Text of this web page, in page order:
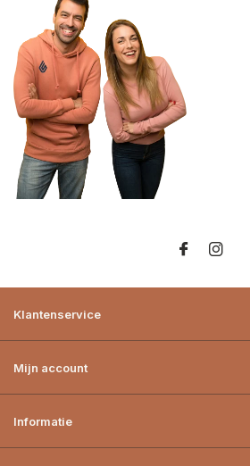
Klantenservice
Mijn account
Informatie